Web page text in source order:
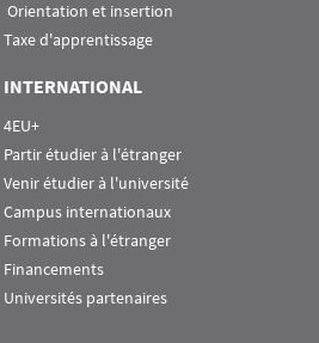
Orientation et insertion
Taxe d'apprentissage
INTERNATIONAL
4EU+
Partir étudier à l'étranger
Venir étudier à l'université
Campus internationaux
Formations à l'étranger
Financements
Universités partenaires